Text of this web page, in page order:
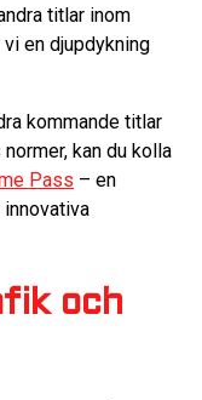
titlar inom
en djupdykning
kommande titlar
kan du kolla
Pass – en
och